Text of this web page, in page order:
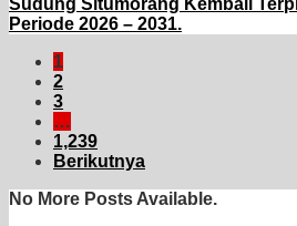
Sudung Situmorang Kembali
Periode 2026 – 2031.
1
2
3
…
1,239
Berikutnya
No More Posts Available.